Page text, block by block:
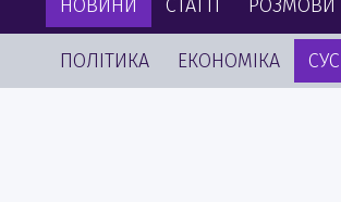
НОВИНИ СТАТТІ РОЗМОВИ
ПОЛІТИКА ЕКОНОМІКА